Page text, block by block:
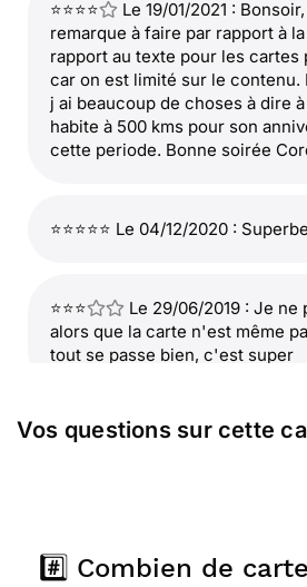
⭐⭐⭐⭐
Le 19/01/2021 :
remarque à faire par rapport à
rapport au texte pour les cartes
car on est limité sur le contenu.
j ai beaucoup de choses à dire
habite à 500 kms pour son
cette periode. Bonne soirée
⭐⭐⭐⭐⭐ Le 04/12/2020 :
⭐⭐⭐
Le 29/06/2019 : Je ne
alors que la carte n'est même
tout se passe bien, c'est super
⭐⭐⭐⭐
Le 19/03/2018 : C'est
circonstance
Vos questions sur cette
#️⃣ Combien de